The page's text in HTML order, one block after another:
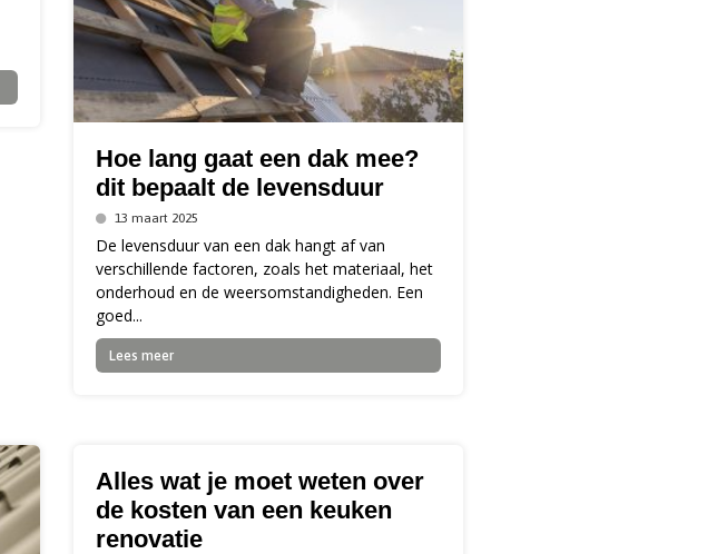
Hoe lang gaat een dak mee?
dit bepaalt de levensduur
13 maart 2025
De levensduur van een dak hangt af van
verschillende factoren, zoals het materiaal, het
onderhoud en de weersomstandigheden. Een
goed...
Lees meer
Alles wat je moet weten over
de kosten van een keuken
renovatie